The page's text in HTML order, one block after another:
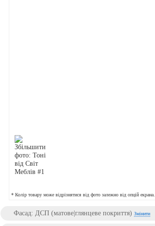
* Колір товару може відрізнятися від фото залежно від опцій екрана.
Фасад: ДСП (матове|глянцеве покриття) Змінити